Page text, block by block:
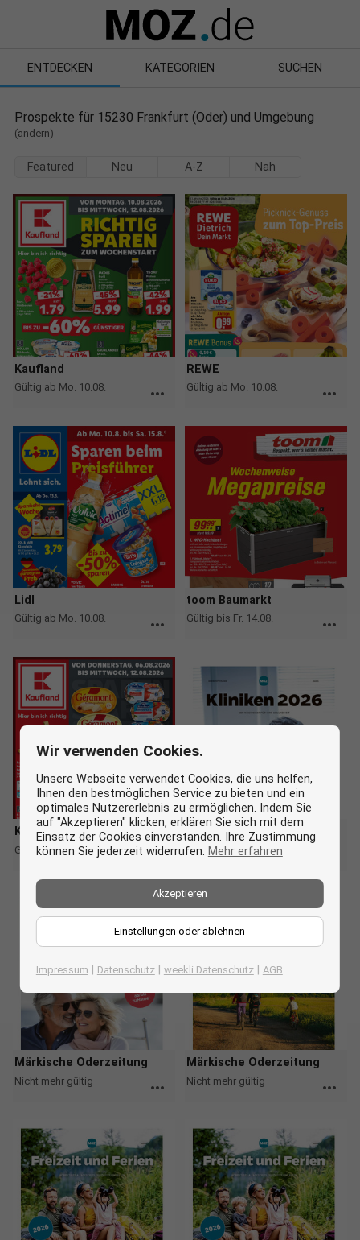
ENTDECKEN KATEGORIEN SUCHEN
Prospekte für 15230 Frankfurt (Oder) und Umgebung
(ändern)
Featured Neu A-Z Nah
Kaufland
Gültig ab Mo. 10.08. more_horiz
REWE
Gültig ab Mo. 10.08. more_horiz
Lidl
Gültig ab Mo. 10.08. more_horiz
toom Baumarkt
Gültig bis Fr. 14.08. more_horiz
Kaufland
Gültig bis Mi. 12.08. more_horiz
Märkische Oderzeitung
Gültig bis Fr. 21.08.
Märkische Oderzeitung
Nicht mehr gültig more_horiz
Märkische Oderzeitung
Nicht mehr gültig more_horiz
Wir verwenden Cookies.
Unsere Webseite verwendet Cookies, die uns helfen,
Ihnen den bestmöglichen Service zu bieten und ein
optimales Nutzererlebnis zu ermöglichen. Indem Sie
auf "Akzeptieren" klicken, erklären Sie sich mit dem
Einsatz der Cookies einverstanden. Ihre Zustimmung
können Sie jederzeit widerrufen. Mehr erfahren
Einstellungen oder ablehnen
Akzeptieren
Impressum Datenschutz| weekli Datenschutz| AGB